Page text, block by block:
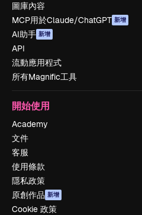
圖庫內容
MCP用於Claude/ChatGPT 新增
AI助手 新增
API
流動應用程式
所有Magnific工具
開始使用
Academy
文件
客服
使用條款
隱私政策
原創作品 新增
Cookie 政策